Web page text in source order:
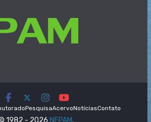
PesquisaAcervoNotíciasContato
1982 - 2026 NEPAM.